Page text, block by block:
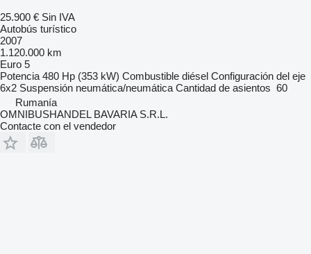
25.900 € Sin IVA
Autobús turístico
2007
1.120.000 km
Euro 5
Potencia 480 Hp (353 kW) Combustible diésel Configuración del eje
6x2 Suspensión neumática/neumática Cantidad de asientos 60
Rumanía
OMNIBUSHANDEL BAVARIA S.R.L.
Contacte con el vendedor